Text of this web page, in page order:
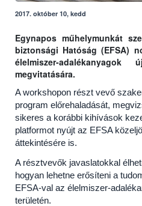
2017. október 10, kedd
Egynapos műhelymunkát
biztonsági Hatóság (EFSA)
élelmiszer-adalékanyagok
megvitatására.
A workshopon részt vevő
program előrehaladását,
sikeres a korábbi kihívások
platformot nyújt az EFSA
áttekintésére is.
A résztvevők javaslatokkal
hogyan lehetne erősíteni a
EFSA-val az élelmiszer-
területén.